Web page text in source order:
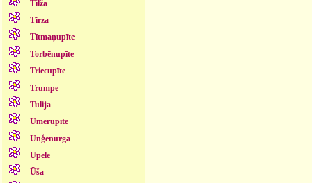
Tilža
Tirza
Tītmaņupīte
Torbēnupīte
Triecupīte
Trumpe
Tulija
Umerupīte
Unģenurga
Upele
Ūša